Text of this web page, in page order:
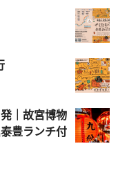
｜故宮博物
豊ランチ付